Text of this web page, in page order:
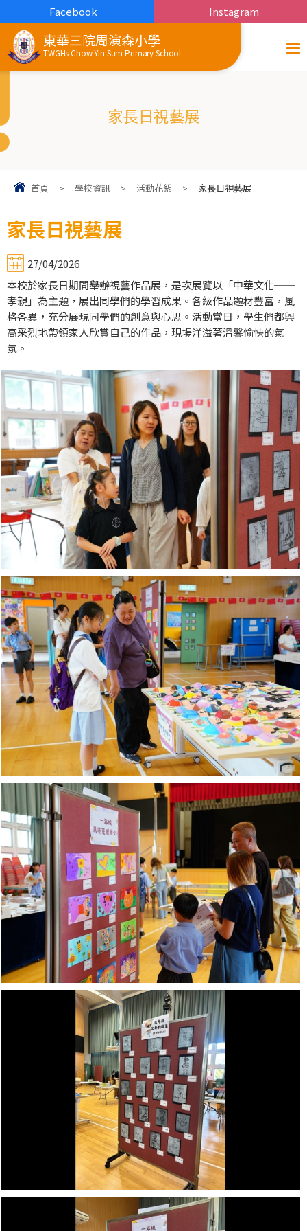
東華三院周演森小學
TWGHs Chow Yin Sum Primary School
Facebook Instagram
家長日視藝展
首頁 > 學校資訊 > 活動花絮 > 家長日視藝展
家長日視藝展
27/04/2026
本校於家長日期間舉辦視藝作品展，是次展覽以「中華文化──
孝親」為主題，展出同學們的學習成果。各級作品題材豐富，風
格各異，充分展現同學們的創意與心思。活動當日，學生們都興
高采烈地帶領家人欣賞自己的作品，現場洋溢著溫馨愉快的氣
氛。